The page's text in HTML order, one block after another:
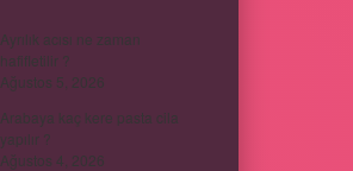
Ayrılık acısı ne zaman
hafifletilir ?
Ağustos 5, 2026
Arabaya kaç kere pasta cila
yapılır ?
Ağustos 4, 2026